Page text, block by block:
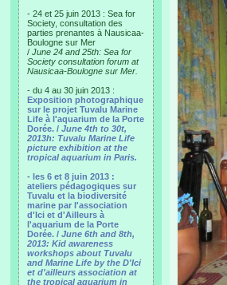
- 24 et 25 juin 2013 : Sea for
Society, consultation des
parties prenantes à Nausicaa-
Boulogne sur Mer
/ June 24 and 25th: Sea for
Society consultation forum at
Nausicaa-Boulogne sur Mer.
- du 4 au 30 juin 2013 :
Exposition photographique
sur le projet Tuvalu Marine
Life à l'aquarium de la Porte
Dorée. / June 4th to 30t,
2013h: Tuvalu Marine Life
picture exhibition at the
tropical aquarium in Paris.
- les 6 et 8 juin 2013 :
ateliers pédagogiques sur
Tuvalu et la biodiversité
marine par l'association
d'Ici et d'Ailleurs à
l'aquarium de la Porte
Dorée. / June 6th and 8th,
2013: Kid awareness
workshops about Tuvalu
and Marine Life by the D'Ici
et d'ailleurs association at
the tropical aquarium in